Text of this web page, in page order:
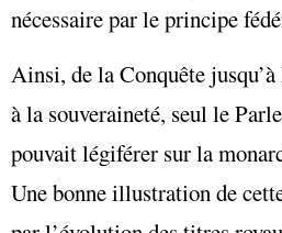
nécessaire par le principe
Ainsi, de la Conquête jusqu’à
à la souveraineté, seul le
pouvait légiférer sur la
Une bonne illustration de